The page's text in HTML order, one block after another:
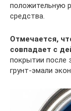
положительную
средства.
Отмечается,
совпадает с
покрытии после
грунт-эмали